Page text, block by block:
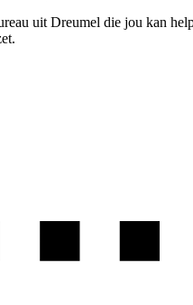
uit Dreumel die jou kan